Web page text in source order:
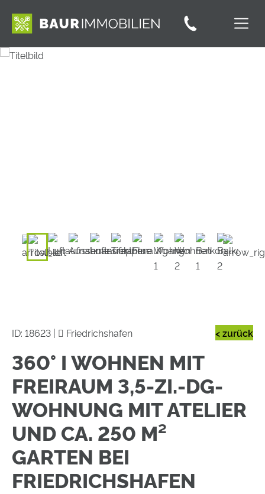
< zurück
ID: 18623 | Friedrichshafen
360° I WOHNEN MIT
FREIRAUM 3,5-ZI.-DG-
WOHNUNG MIT ATELIER
UND CA. 250 M²
GARTEN BEI
FRIEDRICHSHAFEN